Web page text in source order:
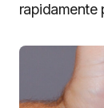
rapidamente